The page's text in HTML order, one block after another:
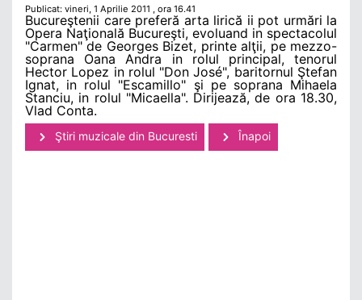
Publicat: vineri, 1 Aprilie 2011 , ora 16.41
Bucureştenii care preferă arta lirică ii pot urmări la
Opera Naţională Bucureşti, evoluand in spectacolul
"Carmen" de Georges Bizet, printe alţii, pe mezzo-
soprana Oana Andra in rolul principal, tenorul
Hector Lopez in rolul "Don José", baritornul Ştefan
Ignat, in rolul "Escamillo" şi pe soprana Mihaela
Stanciu, in rolul "Micaella". Dirijează, de ora 18.30,
Vlad Conta.
Ştiri muzicale din Bucuresti Înapoi